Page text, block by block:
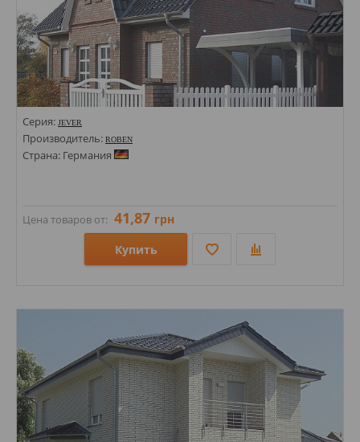
Серия: JEVER
Производитель: ROBEN
Страна: Германия
Цена товаров от: 41,87 грн
Купить
Стили: Под кирпич;